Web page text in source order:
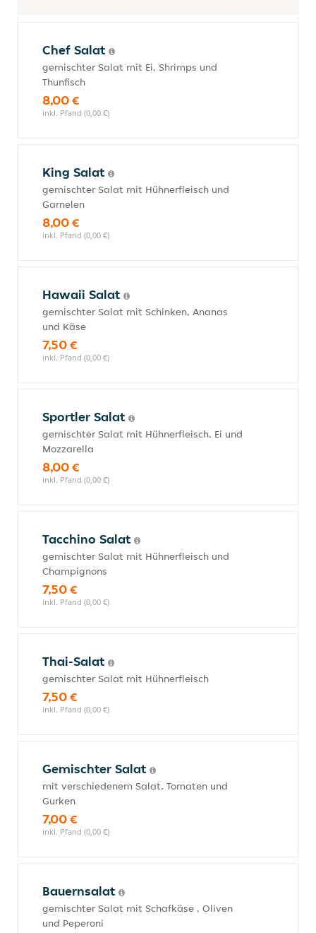
Chef Salat
gemischter Salat mit Ei, Shrimps und
Thunfisch
8,00 €
inkl. Pfand (0,00 €)
King Salat
gemischter Salat mit Hühnerfleisch und
Garnelen
8,00 €
inkl. Pfand (0,00 €)
Hawaii Salat
gemischter Salat mit Schinken, Ananas
und Käse
7,50 €
inkl. Pfand (0,00 €)
Sportler Salat
gemischter Salat mit Hühnerfleisch, Ei und
Mozzarella
8,00 €
inkl. Pfand (0,00 €)
Tacchino Salat
gemischter Salat mit Hühnerfleisch und
Champignons
7,50 €
inkl. Pfand (0,00 €)
Thai-Salat
gemischter Salat mit Hühnerfleisch
7,50 €
inkl. Pfand (0,00 €)
Gemischter Salat
mit verschiedenem Salat, Tomaten und
Gurken
7,00 €
inkl. Pfand (0,00 €)
Bauernsalat
gemischter Salat mit Schafkäse , Oliven
und Peperoni